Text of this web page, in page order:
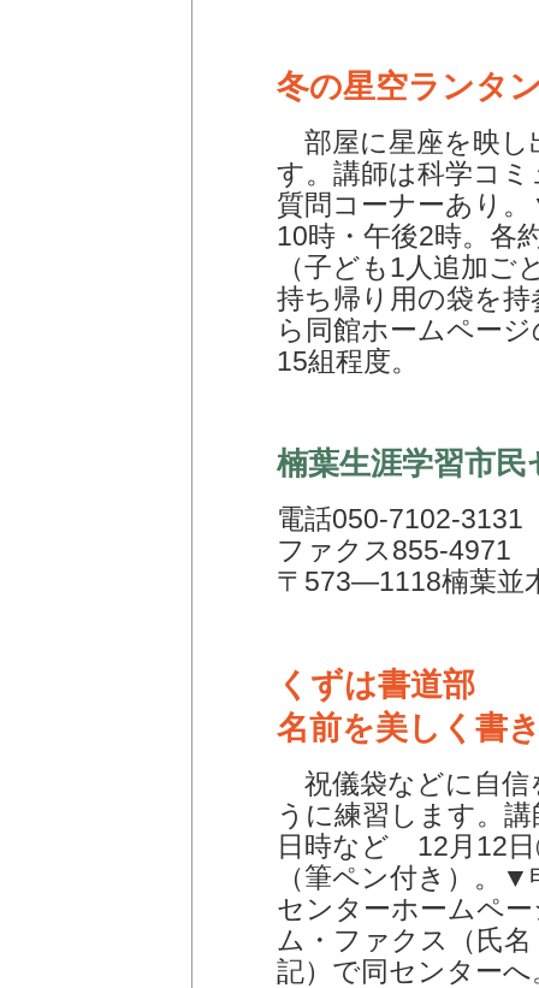
冬の星空ランタ
部屋に星座を映し
す。講師は科学コ
質問コーナーあり
10時・午後2時。各
（子ども1人追加ご
持ち帰り用の袋を
ら同館ホームペー
15組程度。
楠葉生涯学習市民
電話050-7102-3131
ファクス855-4971
〒573―1118楠葉
くずは書道部
名前を美しく書
祝儀袋などに自信
うに練習します。
日時など 12月12日
（筆ペン付き）。
センターホームペ
ム・ファクス（氏
記）で同センター